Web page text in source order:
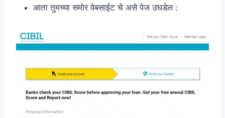
आता तुमच्या समोर वेबसाईट चे असे पेज उघडेल :